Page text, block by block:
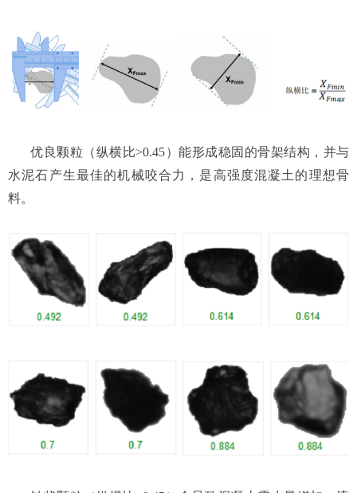
优良颗粒（纵横比>0.45）能形成稳固的骨架结构，并与
水泥石产生最佳的机械咬合力，是高强度混凝土的理想骨
料。